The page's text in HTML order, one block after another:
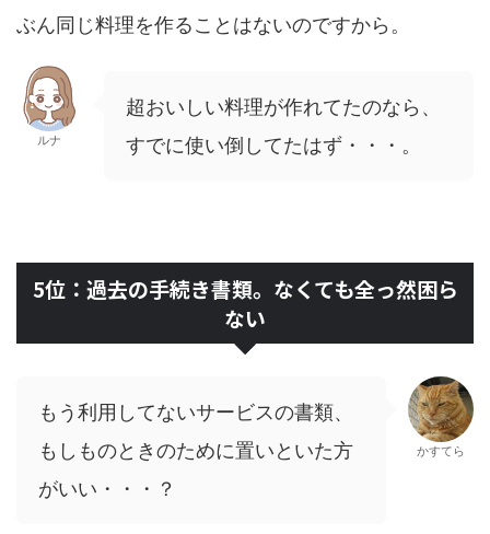
ぶん同じ料理を作ることはないのですから。
ルナ
超おいしい料理が作れてたのなら、
すでに使い倒してたはず・・・。
5位：過去の手続き書類。なくても全っ然困ら
ない
もう利用してないサービスの書類、
もしものときのために置いといた方
がいい・・・？
かすてら